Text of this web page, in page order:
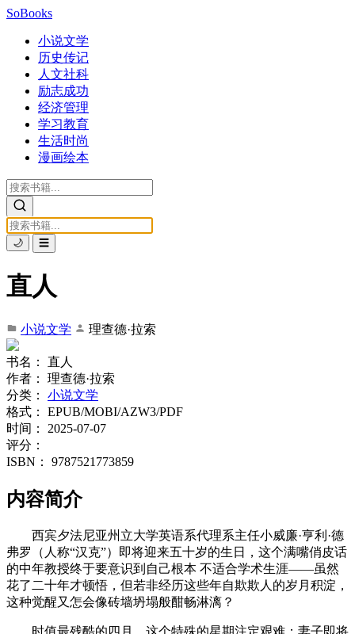
SoBooks
小说文学
历史传记
人文社科
励志成功
经济管理
学习教育
生活时尚
漫画绘本
🌙 ☰
直人
小说文学 理查德·拉索
书名：
直人
作者：
理查德·拉索
分类：
小说文学
格式：
EPUB/MOBI/AZW3/PDF
时间：
2025-07-07
评分：
ISBN：
9787521773859
内容简介
西宾夕法尼亚州立大学英语系代理系主任小威廉·亨利·德
弗罗（人称“汉克”）即将迎来五十岁的生日，这个满嘴俏皮话
的中年教授终于要意识到自己根本 不适合学术生涯——虽然
花了二十年才顿悟，但若非经历这些年自欺欺人的岁月积淀，
这种觉醒又怎会像砖墙坍塌般酣畅淋漓？
时值最残酷的四月，这个特殊的星期注定艰难：妻子即将